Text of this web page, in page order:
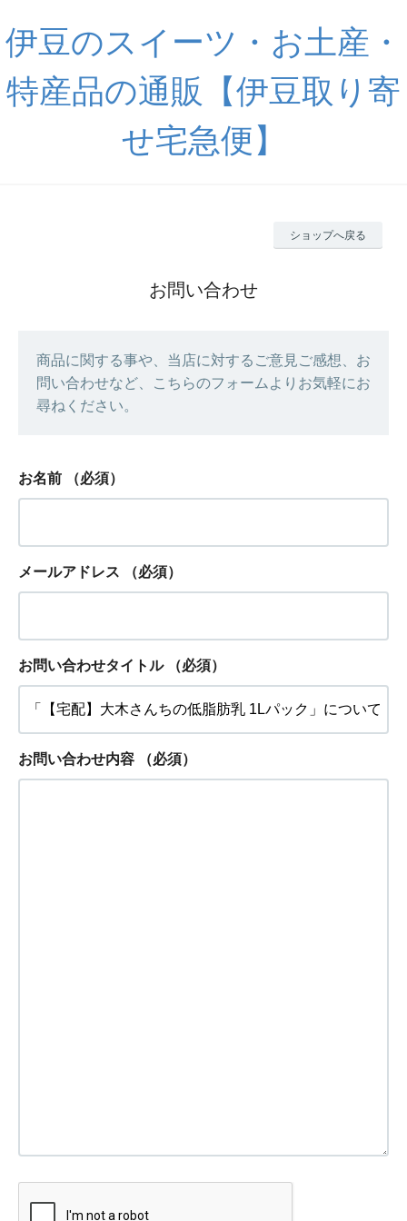
伊豆のスイーツ・お土産・
特産品の通販【伊豆取り寄
せ宅急便】
ショップへ戻る
お問い合わせ
商品に関する事や、当店に対するご意見ご感想、お
問い合わせなど、こちらのフォームよりお気軽にお
尋ねください。
お名前 （必須）
メールアドレス （必須）
お問い合わせタイトル （必須）
お問い合わせ内容 （必須）